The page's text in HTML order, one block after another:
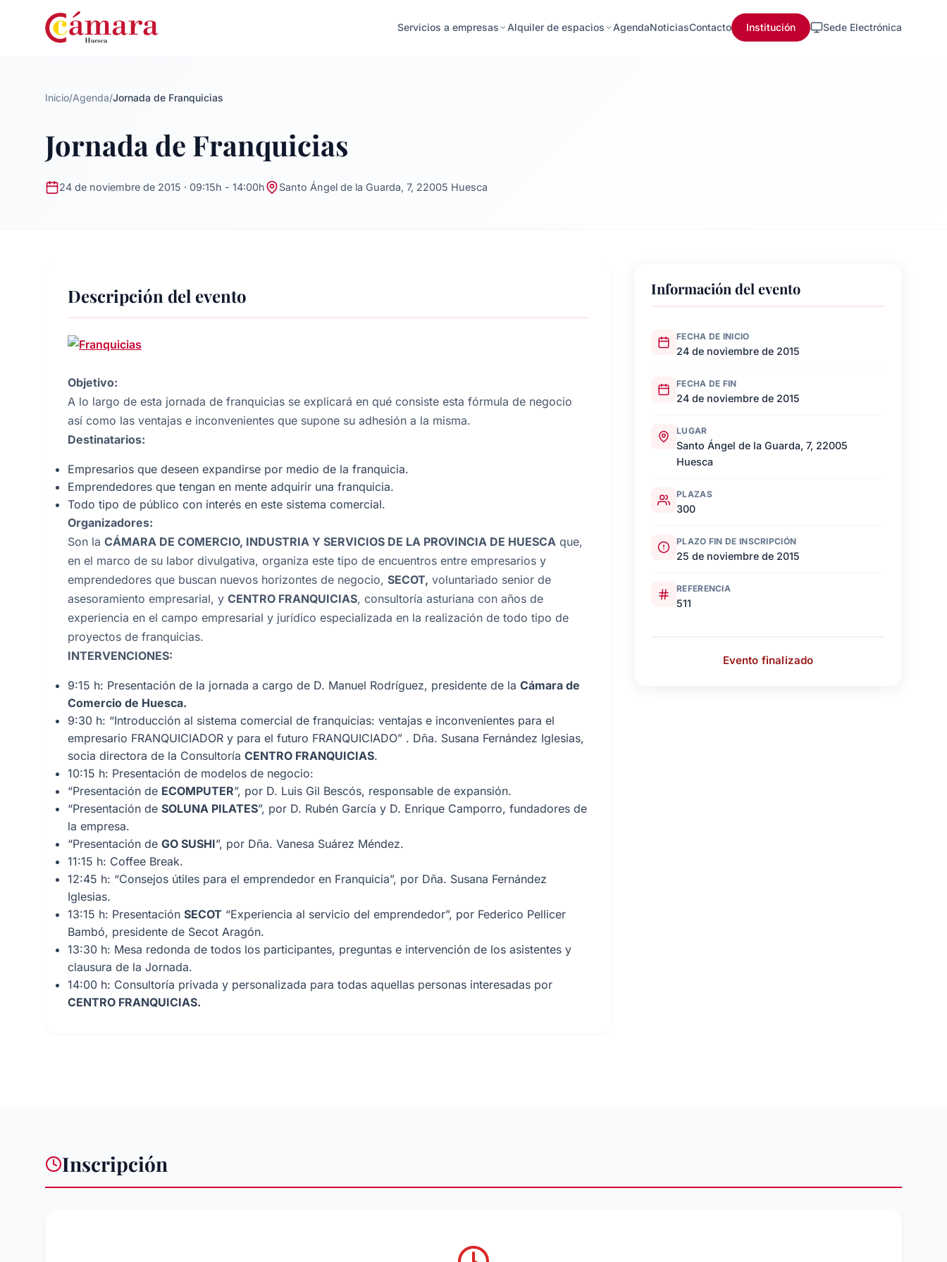
Servicios a empresas Alquiler de espacios AgendaNoticiasContacto Institución Sede Electrónica
Inicio/Agenda/Jornada de Franquicias
Jornada de Franquicias
24 de noviembre de 2015 · 09:15h - 14:00h Santo Ángel de la Guarda, 7, 22005 Huesca
Descripción del evento
Objetivo:
A lo largo de esta jornada de franquicias se explicará en qué consiste esta fórmula de negocio
así como las ventajas e inconvenientes que supone su adhesión a la misma.
Destinatarios:
Empresarios que deseen expandirse por medio de la franquicia.
Emprendedores que tengan en mente adquirir una franquicia.
Todo tipo de público con interés en este sistema comercial.
Organizadores:
Son la CÁMARA DE COMERCIO, INDUSTRIA Y SERVICIOS DE LA PROVINCIA DE HUESCA que,
en el marco de su labor divulgativa, organiza este tipo de encuentros entre empresarios y
emprendedores que buscan nuevos horizontes de negocio, SECOT, voluntariado senior de
asesoramiento empresarial, y CENTRO FRANQUICIAS, consultoría asturiana con años de
experiencia en el campo empresarial y jurídico especializada en la realización de todo tipo de
proyectos de franquicias.
INTERVENCIONES:
9:15 h: Presentación de la jornada a cargo de D. Manuel Rodríguez, presidente de la Cámara de
Comercio de Huesca.
9:30 h: “Introducción al sistema comercial de franquicias: ventajas e inconvenientes para el
empresario FRANQUICIADOR y para el futuro FRANQUICIADO” . Dña. Susana Fernández Iglesias,
socia directora de la Consultoría CENTRO FRANQUICIAS.
10:15 h: Presentación de modelos de negocio:
“Presentación de ECOMPUTER”, por D. Luis Gil Bescós, responsable de expansión.
“Presentación de SOLUNA PILATES”, por D. Rubén García y D. Enrique Camporro, fundadores de
la empresa.
“Presentación de GO SUSHI”, por Dña. Vanesa Suárez Méndez.
11:15 h: Coffee Break.
12:45 h: “Consejos útiles para el emprendedor en Franquicia”, por Dña. Susana Fernández
Iglesias.
13:15 h: Presentación SECOT “Experiencia al servicio del emprendedor”, por Federico Pellicer
Bambó, presidente de Secot Aragón.
13:30 h: Mesa redonda de todos los participantes, preguntas e intervención de los asistentes y
clausura de la Jornada.
14:00 h: Consultoría privada y personalizada para todas aquellas personas interesadas por
CENTRO FRANQUICIAS.
Información del evento
FECHA DE INICIO
24 de noviembre de 2015
FECHA DE FIN
24 de noviembre de 2015
LUGAR
Santo Ángel de la Guarda, 7, 22005
Huesca
PLAZAS
300
PLAZO FIN DE INSCRIPCIÓN
25 de noviembre de 2015
REFERENCIA
511
Evento finalizado
Inscripción